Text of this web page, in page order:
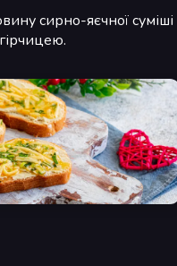
сирно-яєчної суміші